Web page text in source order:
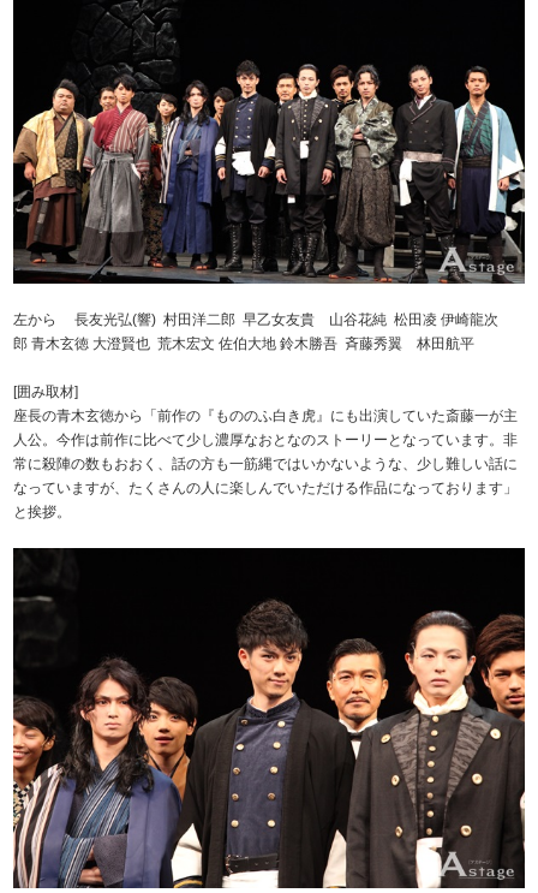
左から 長友光弘(響) 村田洋二郎 早乙女友貴 山谷花純 松田凌 伊崎龍次
郎 青木玄徳 大澄賢也 荒木宏文 佐伯大地 鈴木勝吾 斉藤秀翼 林田航平
[囲み取材]
座長の青木玄徳から「前作の『もののふ白き虎』にも出演していた斎藤一が主
人公。今作は前作に比べて少し濃厚なおとなのストーリーとなっています。非
常に殺陣の数もおおく、話の方も一筋縄ではいかないような、少し難しい話に
なっていますが、たくさんの人に楽しんでいただける作品になっております」
と挨拶。